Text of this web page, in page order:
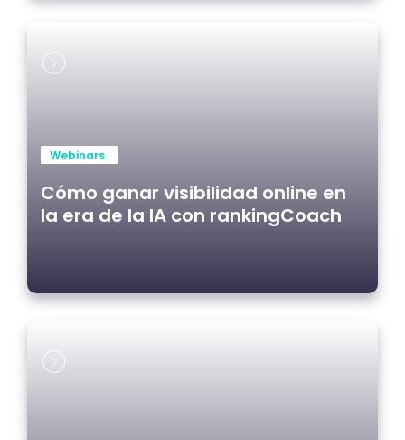
Webinars
Cómo ganar visibilidad online en
la era de la IA con rankingCoach